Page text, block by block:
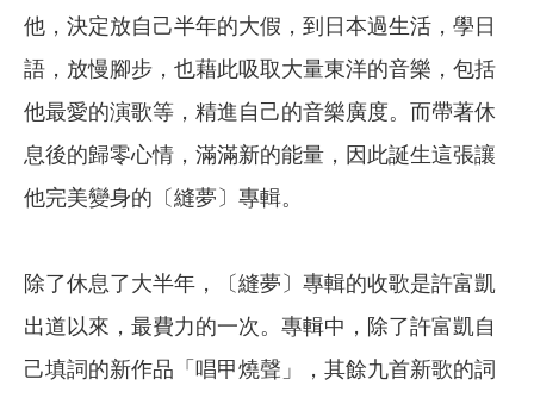
他，決定放自己半年的大假，到日本過生活，學日
語，放慢腳步，也藉此吸取大量東洋的音樂，包括
他最愛的演歌等，精進自己的音樂廣度。而帶著休
息後的歸零心情，滿滿新的能量，因此誕生這張讓
他完美變身的〔縫夢〕專輯。
除了休息了大半年，〔縫夢〕專輯的收歌是許富凱
出道以來，最費力的一次。專輯中，除了許富凱自
己填詞的新作品「唱甲燒聲」，其餘九首新歌的詞